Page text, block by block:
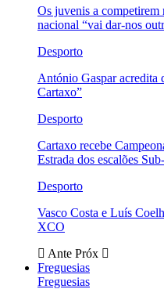
Os juvenis a competirem
nacional “vai dar-nos
Desporto
António Gaspar acredita
Cartaxo”
Desporto
Cartaxo recebe
Estrada dos escalões
Desporto
Vasco Costa e Luís
XCO
Ante Próx
Freguesias
Freguesias